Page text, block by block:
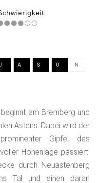
A S O N
am Bremberg und
Astens. Dabei wird der
Gipfel des
Höhenlage passiert.
durch Neuastenberg
Tal und einen daran